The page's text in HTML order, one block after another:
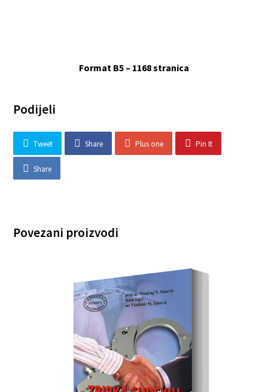
Format B5 – 1168 stranica
Podijeli
Tweet Share Plus one Pin It
Share
Povezani proizvodi